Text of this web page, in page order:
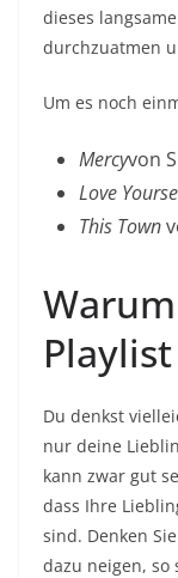
dieses
durchzuatmen
Um es noch
Mercyvon
Love
This Town
Du denkst
nur deine
kann zwar gut
dass Ihre
sind. Denken
dazu neigen,